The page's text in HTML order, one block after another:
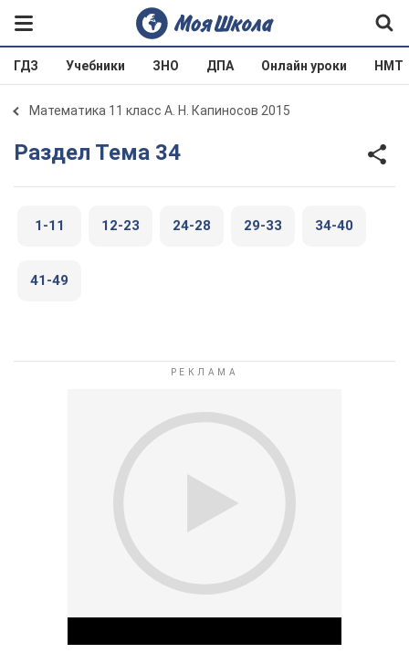
ГДЗ Учебники ЗНО ДПА Онлайн уроки НМТ
Математика 11 класс А. Н. Капиносов 2015
Раздел Тема 34
1-11 12-23 24-28 29-33 34-40
41-49